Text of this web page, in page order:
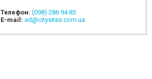
Телефон: (098) 286 94 85
E-mail: ed@citysites.com.ua